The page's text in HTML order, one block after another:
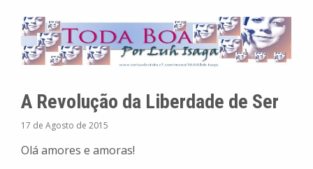
A Revolução da Liberdade de Ser
17 de Agosto de 2015
Olá amores e amoras!